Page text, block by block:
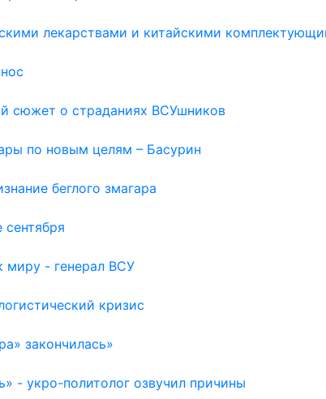
лекарствами и китайскими
сюжет о страданиях ВСУшников
по новым целям – Басурин
беглого змагара
миру - генерал ВСУ
кризис
закончилась»
- укро-политолог озвучил причины